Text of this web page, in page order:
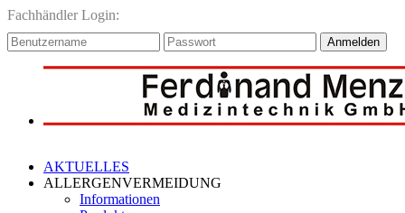
Fachhändler Login:
Anmelden
AKTUELLES
ALLERGENVERMEIDUNG
Informationen